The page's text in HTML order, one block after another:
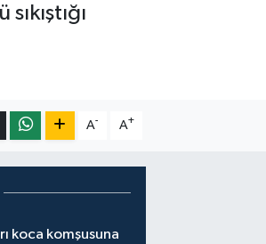
A- A+
koca komşusuna